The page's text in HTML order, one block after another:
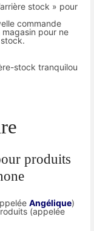
stock » pour
commande
pour ne
stock tranquilou
produits
Angélique)
(appelée